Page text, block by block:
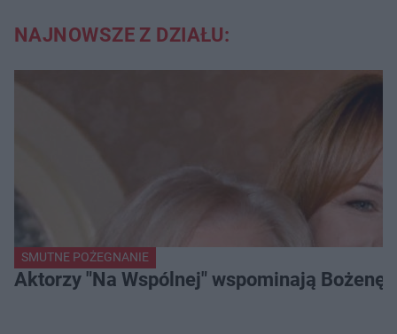
NAJNOWSZE Z DZIAŁU:
SMUTNE POŻEGNANIE
Aktorzy "Na Wspólnej" wspominają Bożenę